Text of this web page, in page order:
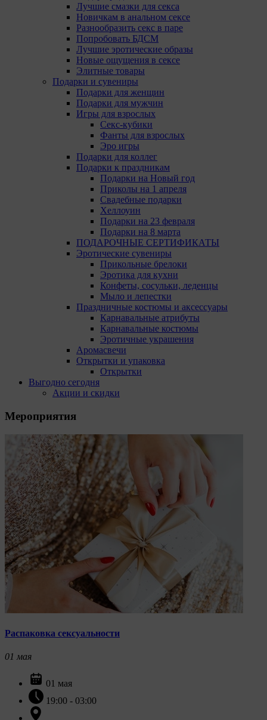
Лучшие смазки для секса
Новичкам в анальном сексе
Разнообразить секс в паре
Попробовать БДСМ
Лучшие эротические образы
Новые ощущения в сексе
Элитные товары
Подарки и сувениры
Подарки для женщин
Подарки для мужчин
Игры для взрослых
Секс-кубики
Фанты для взрослых
Эро игры
Подарки для коллег
Подарки к праздникам
Подарки на Новый год
Приколы на 1 апреля
Свадебные подарки
Хеллоуин
Подарки на 23 февраля
Подарки на 8 марта
ПОДАРОЧНЫЕ СЕРТИФИКАТЫ
Эротические сувениры
Прикольные брелоки
Эротика для кухни
Конфеты, сосульки, леденцы
Мыло и лепестки
Праздничные костюмы и аксессуары
Карнавальные атрибуты
Карнавальные костюмы
Эротичные украшения
Аромасвечи
Открытки и упаковка
Открытки
Выгодно сегодня
Акции и скидки
Мероприятия
Распаковка сексуальности
01 мая
01 мая
19:00 - 03:00